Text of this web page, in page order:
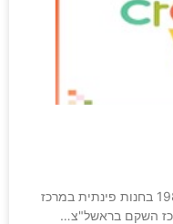
"דלי-קרים" החלה את דרכה עוד ב 1989 בחנות פינתית במרכז
השקם בראשל"צ…